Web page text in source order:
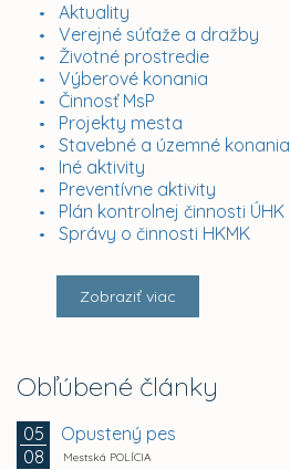
Aktuality
Verejné súťaže a dražby
Životné prostredie
Výberové konania
Činnosť MsP
Projekty mesta
Stavebné a územné konania
Iné aktivity
Preventívne aktivity
Plán kontrolnej činnosti ÚHK
Správy o činnosti HKMK
Zobraziť viac
Obľúbené články
05
08
Opustený pes
Mestská POLÍCIA